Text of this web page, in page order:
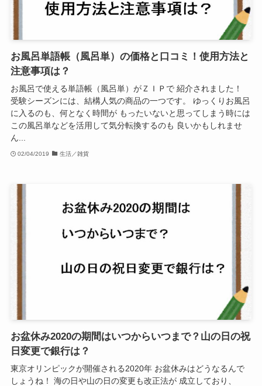
お風呂単語帳（風呂単）の価格と口コミ！使用方法と
注意事項は？
お風呂で使える単語帳（風呂単）がＺＩＰで 紹介されました！
受験シーズンには、結構人気の商品の一つです。 ゆっくりお風呂
に入るのも、何となく時間が もったいないと思ってしまう時には
この風呂単などを活用して気分転換するのも 良いかもしれませ
ん...
02/04/2019 生活／雑貨
お盆休み2020の期間はいつからいつまで？山の日の祝
日変更で銀行は？
東京オリンピックが開催される2020年 お盆休みはどうなるんで
しょうね！ 海の日や山の日の変更も改正法が 成立しており、